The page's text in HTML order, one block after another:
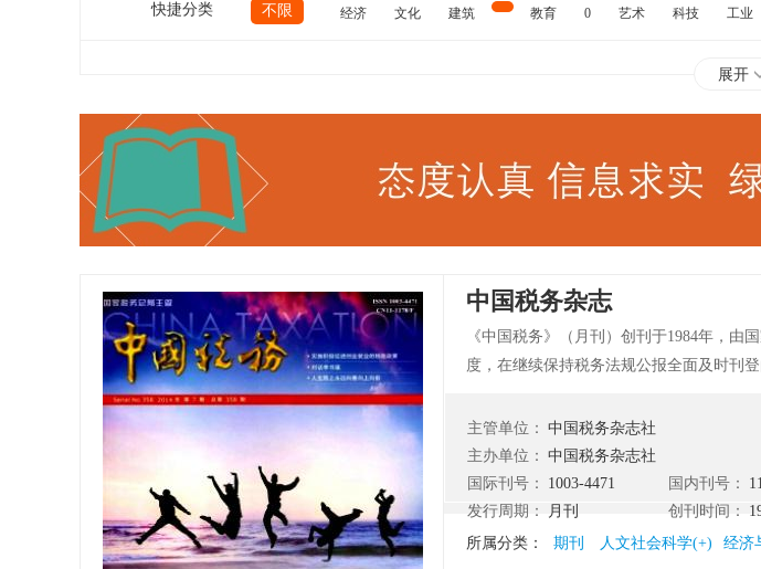
快捷分类 不限 经济 文化 建筑 教育 0 艺术 科技 工业
展开
中国税务杂志
《中国税务》（月刊）创刊于1984年，由
度，在继续保持税务法规公报全面及时刊
使每期报道主题更加鲜明、突出，图文并
和喜爱。
主管单位： 中国税务杂志社
主办单位： 中国税务杂志社
国际刊号：
1003-4471 国内刊号：
发行周期：
月刊 创刊时间：
所属分类：
期刊 人文社会科学(+) 经济